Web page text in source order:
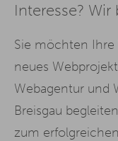
Interesse? Wir
Sie möchten Ihre
neues
Webagentur und
Breisgau
zum